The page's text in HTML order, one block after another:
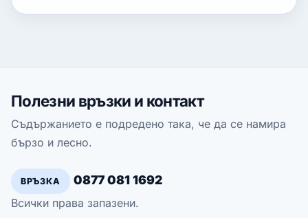
Полезни връзки и контакт
Съдържанието е подредено така, че да се намира
бързо и лесно.
ВРЪЗКА 0877 081 1692
Всички права запазени.